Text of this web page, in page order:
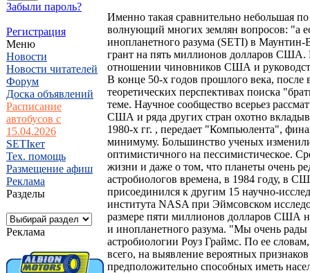
Забыли пароль?
Регистрация
Меню
Новости
Новости читателей
Форум
Доска объявлений
Расписание
автобусов с
15.04.2026
SETIкет
Тех. помощь
Размещение афиш
Реклама
Разделы
Реклама
Именно такая сравнительно небольшая
волнующий многих землян вопросов: "а
инопланетного разума (SETI) в
грант на пять миллионов долларов США.
отношении чиновников США и
В конце 50-х годов прошлого века, после
теоретических перспективах поиска
теме. Научное сообщество всерьез
США и ряда других стран охотно
1980-х гг. , передает "Компьюлента",
минимуму. Большинство ученых
оптимистичного на пессимистическое.
жизни и даже о том, что планеты очень
астробиологов времена, в 1984 году, в
присоединился к другим 15 научно-
института NASA при Эймсовском
размере пяти миллионов долларов США
и инопланетного разума. "Мы очень
астробиологии Роуз Граймс. По ее
всего, на выявление вероятных
предположительно способных иметь